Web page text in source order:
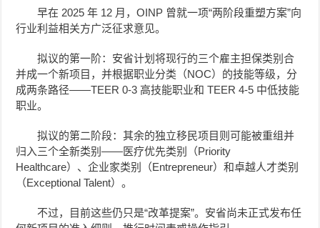
早在 2025 年 12 月，OINP 曾就一项“两阶段重塑方案”向
行业利益相关方广泛征求意见。
拟议的第一阶：安省计划将现行的三个雇主担保类别合
并成一个新项目，并根据职业分类（NOC）的技能等级，分
成两条路径——TEER 0-3 高技能职业和 TEER 4-5 中低技能
职业。
拟议的第二阶段：其余的独立移民项目则可能被重组并
归入三个全新类别——医疗优先类别（Priority
Healthcare）、企业家类别（Entrepreneur）和卓越人才类别
（Exceptional Talent）。
不过，目前这些仍只是“改革提案”。安省尚未正式发布任